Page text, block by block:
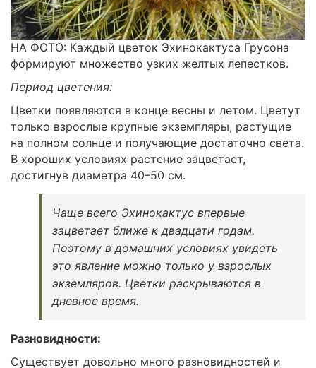
НА ФОТО: Каждый цветок Эхинокактуса Грусона
формируют множество узких желтых лепестков.
Период цветения:
Цветки появляются в конце весны и летом. Цветут
только взрослые крупные экземпляры, растущие
на полном солнце и получающие достаточно света.
В хороших условиях растение зацветает,
достигнув диаметра 40–50 см.
Чаще всего Эхинокактус впервые
зацветает ближе к двадцати годам.
Поэтому в домашних условиях увидеть
это явление можно только у взрослых
экземляров. Цветки раскрываются в
дневное время.
Разновидности:
Существует довольно много разновидностей и